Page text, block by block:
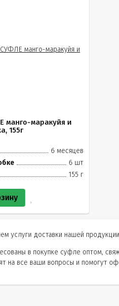
манго-маракуйя и
155г
6 месяцев
6 шт
155 г
услуги доставки нашей
в покупке суфле оптом,
на все ваши вопросы и помогут